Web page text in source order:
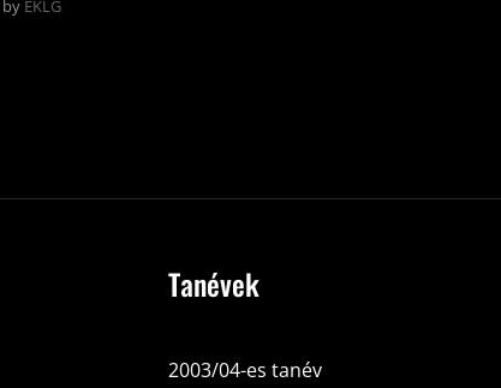
by EKLG
Tanévek
2003/04-es tanév